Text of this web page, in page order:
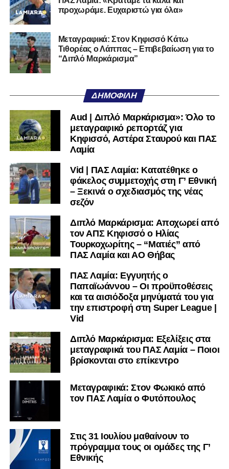
Τον καλωσορίζουμε στην οικογένεια του Σαρωνικού και
του ευχόμαστε υγεία και επιτυχίες.»
Ακολουθήστε τοlamiara.grστοGoogle Newsγια να
μαθαίνετε πρώτοι τα κυανόλευκα νέα στην Ελλάδα και τον
Twitterκαι στοInstagram
μαθαίνετε σε χρόνο dt όλα τα νέα.
προχωράμε. Ευχαριστώ για όλα»
Μεταγραφικά: Στον Κηφισσό Κάτω
Τιθορέας ο Λάππας – Επιβεβαίωση για το
“Διπλό Μαρκάρισμα”
ΔΗΜΟΦΙΛΉ
Aud | Διπλό Μαρκάρισμα»: Όλο το
μεταγραφικό ρεπορτάζ για
Κηφισσό, Αστέρα Σταυρού και ΠΑΣ
Λαμία
Vid | ΠΑΣ Λαμία: Κατατέθηκε ο
φάκελος συμμετοχής στη Γ’ Εθνική
– Ξεκινά ο σχεδιασμός της νέας
σεζόν
Διπλό Μαρκάρισμα: Αποχωρεί από
τον ΑΠΣ Κηφισσό ο Ηλίας
Τουρκοχωρίτης – “Ματιές” από
ΠΑΣ Λαμία και ΑΟ Θήβας
ΠΑΣ Λαμία: Εγγυητής ο
Παπαϊωάννου – Οι προϋποθέσεις
και τα αισιόδοξα μηνύματά του για
την επιστροφή στη Super League |
Vid
Διπλό Μαρκάρισμα: Εξελίξεις στα
μεταγραφικά του ΠΑΣ Λαμία – Ποιοι
βρίσκονται στο επίκεντρο
Μεταγραφικά: Στον Φωκικό από
τον ΠΑΣ Λαμία ο Φυτόπουλος
Στις 31 Ιουλίου μαθαίνουν το
πρόγραμμα τους οι ομάδες της Γ’
Εθνικής